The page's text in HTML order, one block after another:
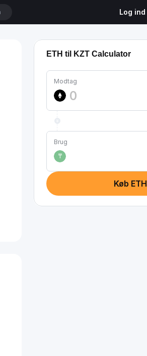
Log ind
ETH til KZT Calculator
Modtag
Brug
₸
Køb ETH